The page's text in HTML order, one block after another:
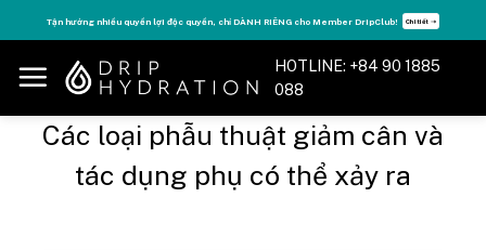
to
content
Tận hưởng nhiều quyền lợi độc quyền, chỉ DÀNH RIÊNG cho Member DripClub! Chi tiết ➝
HOTLINE: +84 90 1885
088
Các loại phẫu thuật giảm cân và
tác dụng phụ có thể xảy ra